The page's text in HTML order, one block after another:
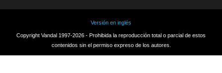
Versión en inglés
Copyright Vandal 1997-2026 - Prohibida la reproducción total o parcial de estos
contenidos sin el permiso expreso de los autores.